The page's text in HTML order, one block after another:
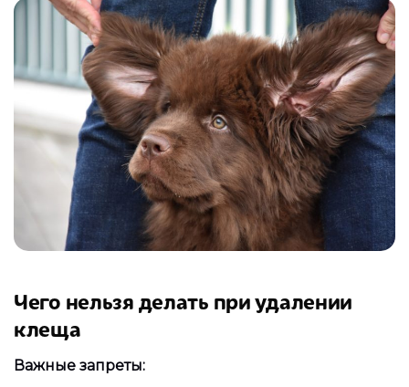
Чего нельзя делать при удалении
клеща
Важные запреты: